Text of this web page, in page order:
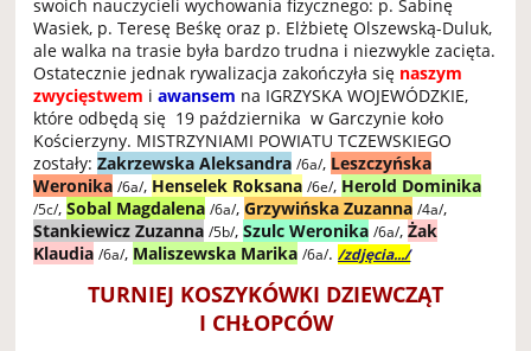
swoich nauczycieli wychowania fizycznego: p. Sabinę
Wasiek, p. Teresę Beśkę oraz p. Elżbietę Olszewską-Duluk,
ale walka na trasie była bardzo trudna i niezwykle zacięta.
Ostatecznie jednak rywalizacja zakończyła się naszym
zwycięstwem iawansem na IGRZYSKA WOJEWÓDZKIE,
które odbędą się 19 października w Garczynie koło
Kościerzyny. MISTRZYNIAMI POWIATU TCZEWSKIEGO
zostały:Zakrzewska Aleksandra /6a/, Leszczyńska
Weronika /6a/, Henselek Roksana /6e/, Herold Dominika
/5c/,Sobal Magdalena /6a/,Grzywińska Zuzanna /4a/,
Stankiewicz Zuzanna /5b/,Szulc Weronika /6a/,Żak
Klaudia /6a/, Maliszewska Marika /6a/./zdjęcia.../
TURNIEJ KOSZYKÓWKI DZIEWCZĄT
I CHŁOPCÓW